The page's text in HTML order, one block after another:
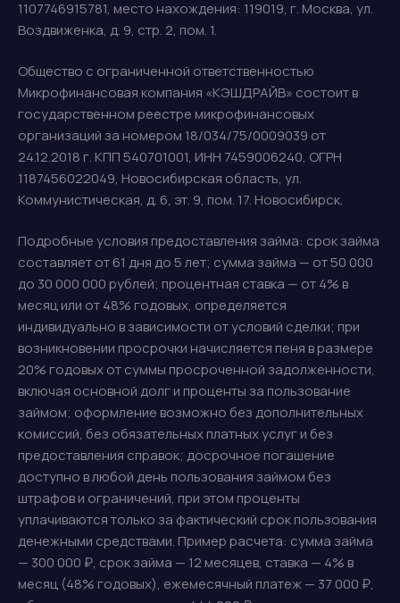
1107746915781, место нахождения: 119019, г. Москва, ул.
Воздвиженка, д. 9, стр. 2, пом. 1.
Общество с ограниченной ответственностью
Микрофинансовая компания «КЭШДРАЙВ» состоит в
государственном реестре микрофинансовых
организаций за номером 18/034/75/0009039 от
24.12.2018 г. КПП 540701001, ИНН 7459006240, ОГРН
1187456022049, Новосибирская область, ул.
Коммунистическая, д. 6, эт. 9, пом. 17. Новосибирск.
Подробные условия предоставления займа: срок займа
составляет от 61 дня до 5 лет; сумма займа — от 50 000
до 30 000 000 рублей; процентная ставка — от 4% в
месяц или от 48% годовых, определяется
индивидуально в зависимости от условий сделки; при
возникновении просрочки начисляется пеня в размере
20% годовых от суммы просроченной задолженности,
включая основной долг и проценты за пользование
займом; оформление возможно без дополнительных
комиссий, без обязательных платных услуг и без
предоставления справок; досрочное погашение
доступно в любой день пользования займом без
штрафов и ограничений, при этом проценты
уплачиваются только за фактический срок пользования
денежными средствами. Пример расчета: сумма займа
— 300 000 ₽, срок займа — 12 месяцев, ставка — 4% в
месяц (48% годовых), ежемесячный платеж — 37 000 ₽,